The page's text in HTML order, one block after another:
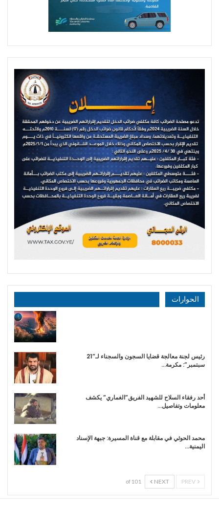
الحوارات
رئيس لجنة معالجة قضايا السجون والسجناء لـ”21
سبتمبر”: مكرمة…
أحد رفقاء السلاح للشهيد الفريق”الغماري” يكشف
معلومات وتفاصيل…
محمد الحوثي في مقابلة مع قناة المسيرة: جبهة الإسناد
اليمنية…
NEXT
1 of 10